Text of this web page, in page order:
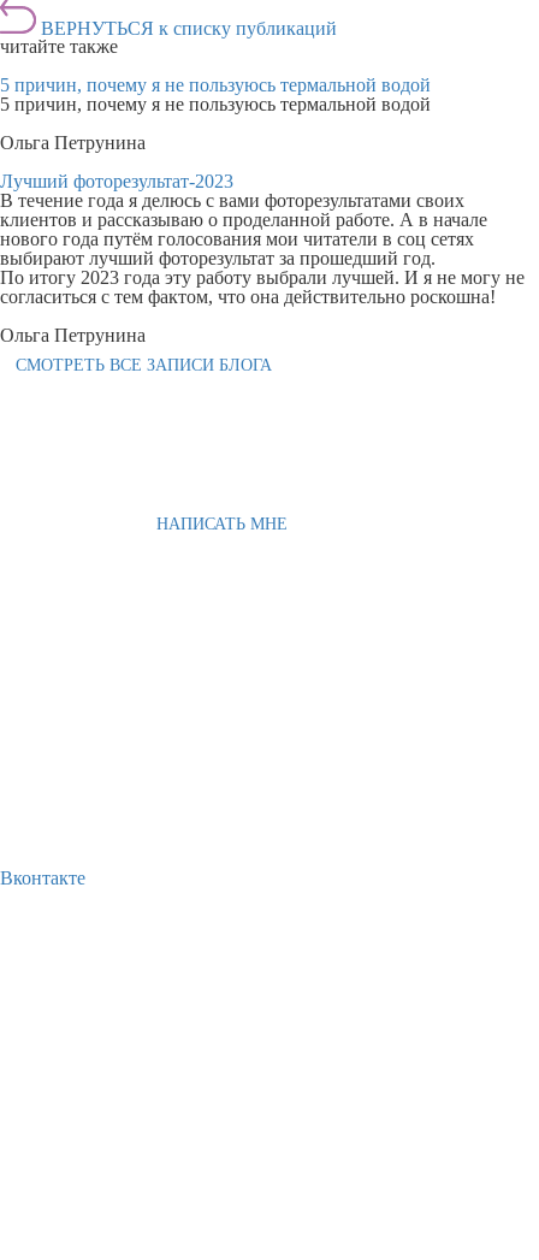
ВЕРНУТЬСЯ к списку публикаций
читайте также
5 причин, почему я не пользуюсь термальной водой
5 причин, почему я не пользуюсь термальной водой
Ольга Петрунина
Лучший фоторезультат-2023
В течение года я делюсь с вами фоторезультатами своих
клиентов и рассказываю о проделанной работе. А в начале
нового года путём голосования мои читатели в соц сетях
выбирают лучший фоторезультат за прошедший год.
По итогу 2023 года эту работу выбрали лучшей. И я не могу не
согласиться с тем фактом, что она действительно роскошна!
Ольга Петрунина
СМОТРЕТЬ ВСЕ ЗАПИСИ БЛОГА
НАПИСАТЬ МНЕ
Вконтакте